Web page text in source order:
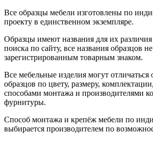
Все образцы мебели изготовлены по
проекту в единственном экземпляре.
Образцы имеют названия для их
поиска по сайту, все названия образцов
зарегистрированным товарным знаком.
Все мебельные изделия могут отличаться
образцов по цвету, размеру,
способами монтажа и производителями
фурнитуры.
Способ монтажа и крепёж мебели по
выбирается производителем по